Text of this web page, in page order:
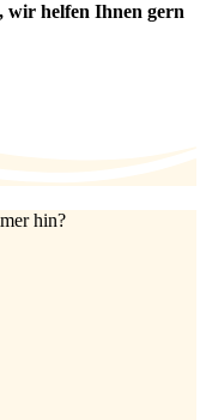
wir helfen Ihnen gern
hin?